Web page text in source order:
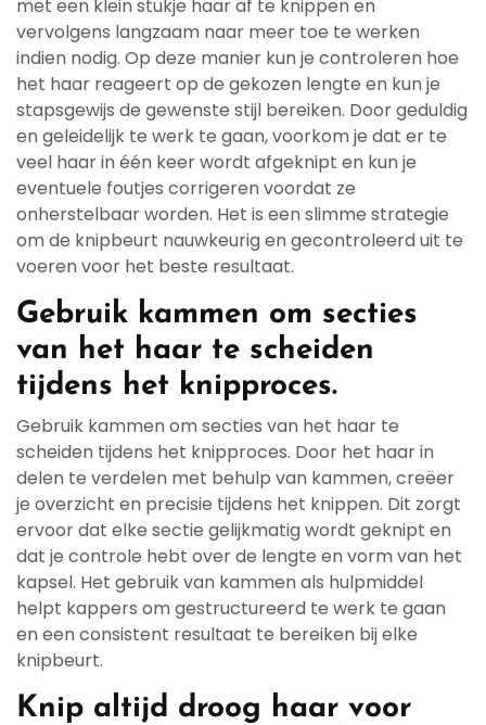
met een klein stukje haar af te knippen en
vervolgens langzaam naar meer toe te werken
indien nodig. Op deze manier kun je controleren hoe
het haar reageert op de gekozen lengte en kun je
stapsgewijs de gewenste stijl bereiken. Door geduldig
en geleidelijk te werk te gaan, voorkom je dat er te
veel haar in één keer wordt afgeknipt en kun je
eventuele foutjes corrigeren voordat ze
onherstelbaar worden. Het is een slimme strategie
om de knipbeurt nauwkeurig en gecontroleerd uit te
voeren voor het beste resultaat.
Gebruik kammen om secties
van het haar te scheiden
tijdens het knipproces.
Gebruik kammen om secties van het haar te
scheiden tijdens het knipproces. Door het haar in
delen te verdelen met behulp van kammen, creëer
je overzicht en precisie tijdens het knippen. Dit zorgt
ervoor dat elke sectie gelijkmatig wordt geknipt en
dat je controle hebt over de lengte en vorm van het
kapsel. Het gebruik van kammen als hulpmiddel
helpt kappers om gestructureerd te werk te gaan
en een consistent resultaat te bereiken bij elke
knipbeurt.
Knip altijd droog haar voor